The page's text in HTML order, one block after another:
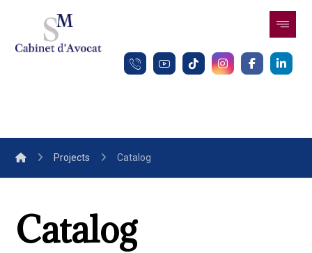
Projects Catalog
Catalog